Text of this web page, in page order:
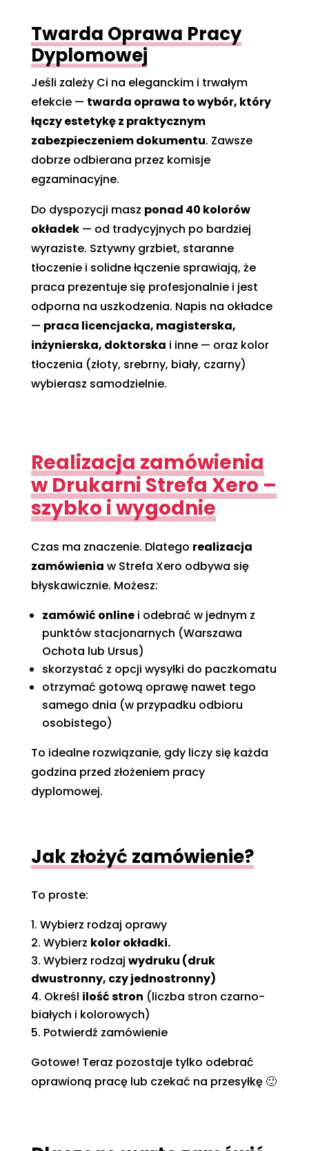
Twarda Oprawa Pracy
Dyplomowej
Jeśli zależy Ci na eleganckim i trwałym
efekcie — twarda oprawa to wybór, który
łączy estetykę z praktycznym
zabezpieczeniem dokumentu. Zawsze
dobrze odbierana przez komisje
egzaminacyjne.
Do dyspozycji masz ponad 40 kolorów
okładek— od tradycyjnych po bardziej
wyraziste. Sztywny grzbiet, staranne
tłoczenie i solidne łączenie sprawiają, że
praca prezentuje się profesjonalnie i jest
odporna na uszkodzenia. Napis na okładce
— praca licencjacka, magisterska,
inżynierska, doktorska i inne — oraz kolor
tłoczenia (złoty, srebrny, biały, czarny)
wybierasz samodzielnie.
Realizacja zamówienia
w Drukarni Strefa Xero –
szybko i wygodnie
Czas ma znaczenie. Dlatego realizacja
zamówienia w Strefa Xero odbywa się
błyskawicznie. Możesz:
zamówić onlinei odebrać w jednym z
punktów stacjonarnych (Warszawa
Ochota lub Ursus)
skorzystać z opcji wysyłki do paczkomatu
otrzymać gotową oprawę nawet tego
samego dnia (w przypadku odbioru
osobistego)
To idealne rozwiązanie, gdy liczy się każda
godzina przed złożeniem pracy
dyplomowej.
Jak złożyć zamówienie?
To proste:
Wybierz rodzaj oprawy
Wybierz kolor okładki.
Wybierz rodzaj wydruku (druk
dwustronny, czy jednostronny)
Określ ilość stron (liczba stron czarno-
białych i kolorowych)
Potwierdź zamówienie
Gotowe! Teraz pozostaje tylko odebrać
oprawioną pracę lub czekać na przesyłkę 🙂